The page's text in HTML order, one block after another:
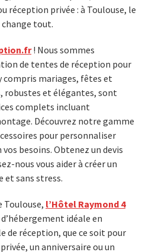
réception privée : à Toulouse, le
tout.
! Nous sommes
de tentes de réception pour
compris mariages, fêtes et
robustes et élégantes, sont
complets incluant
Découvrez notre gamme
pour personnaliser
besoins. Obtenez un devis
nous vous aider à créer un
et sans stress.
Toulouse, l’Hôtel Raymond 4
idéale en
de réception, que ce soit pour
un anniversaire ou un